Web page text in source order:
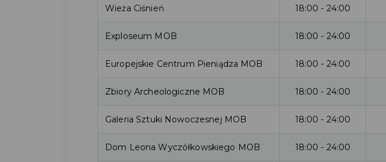
Wieża Ciśnień 18:00 - 24:00
Exploseum MOB 18:00 - 24:00
Europejskie Centrum Pieniądza MOB 18:00 - 24:00
Zbiory Archeologiczne MOB 18:00 - 24:00
Galeria Sztuki Nowoczesnej MOB 18:00 - 24:00
Dom Leona Wyczółkowskiego MOB 18:00 - 24:00